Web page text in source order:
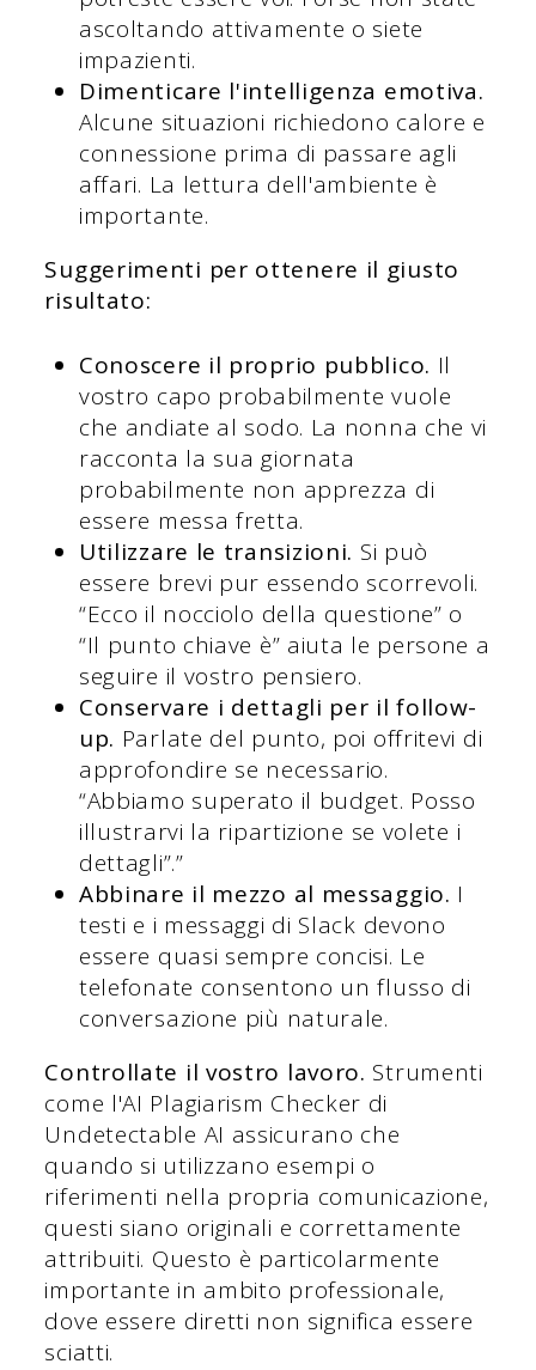
ascoltando attivamente o siete
impazienti.
Dimenticare l'intelligenza emotiva.
Alcune situazioni richiedono calore e
connessione prima di passare agli
affari. La lettura dell'ambiente è
importante.
Suggerimenti per ottenere il giusto
risultato:
Conoscere il proprio pubblico. Il
vostro capo probabilmente vuole
che andiate al sodo. La nonna che vi
racconta la sua giornata
probabilmente non apprezza di
essere messa fretta.
Utilizzare le transizioni. Si può
essere brevi pur essendo scorrevoli.
“Ecco il nocciolo della questione” o
“Il punto chiave è” aiuta le persone a
seguire il vostro pensiero.
Conservare i dettagli per il follow-
up. Parlate del punto, poi offritevi di
approfondire se necessario.
“Abbiamo superato il budget. Posso
illustrarvi la ripartizione se volete i
dettagli”.”
Abbinare il mezzo al messaggio. I
testi e i messaggi di Slack devono
essere quasi sempre concisi. Le
telefonate consentono un flusso di
conversazione più naturale.
Controllate il vostro lavoro. Strumenti
come l'AI Plagiarism Checker di
Undetectable AI assicurano che
quando si utilizzano esempi o
riferimenti nella propria comunicazione,
questi siano originali e correttamente
attribuiti. Questo è particolarmente
importante in ambito professionale,
dove essere diretti non significa essere
sciatti.